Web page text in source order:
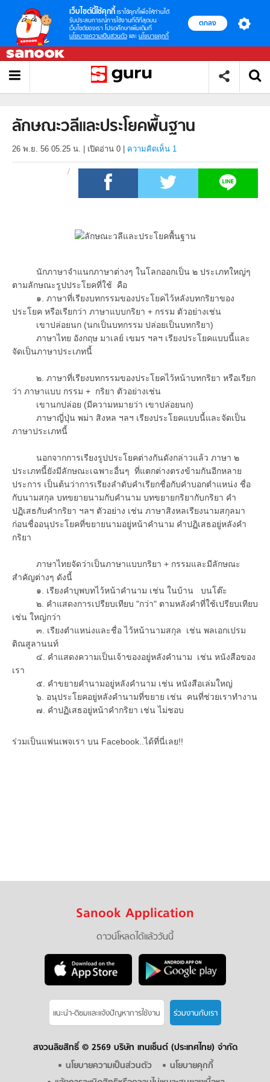
เว็บไซต์นี้ใช้คุกกี้ เราใช้คุกกี้เพื่อให้ท่านได้
รับประสบการณ์การใช้งานที่ดีที่สุดบน
เว็บไซต์ของเรา โปรดศึกษาเพิ่มเติมที่
นโยบายความเป็นส่วนตัว และ นโยบายคุกกี้
ตกลง
ลักษณะวลีและประโยคพื้นฐาน
26 พ.ย. 56 05.25 น. เปิดอ่าน 0 ความคิดเห็น 1
นักภาษาจำแนกภาษาต่างๆ ในโลกออกเป็น ๒ ประเภทใหญ่ๆ
ตามลักษณะรูปประโยคที่ใช้ คือ
๑. ภาษาที่เรียงบทกรรมของประโยคไว้หลังบทกริยาของ
ประโยค หรือเรียกว่า ภาษาแบบกริยา + กรรม ตัวอย่างเช่น
เขาปล่อยนก (นกเป็นบทกรรม ปล่อยเป็นบทกริยา)
ภาษาไทย อังกฤษ มาเลย์ เขมร ฯลฯ เรียงประโยคแบบนี้และ
จัดเป็นภาษาประเภทนี้
๒. ภาษาที่เรียงบทกรรมของประโยคไว้หน้าบทกริยา หรือเรียก
ว่า ภาษาแบบ กรรม + กริยา ตัวอย่างเช่น
เขานกปล่อย (มีความหมายว่า เขาปล่อยนก)
ภาษาญี่ปุ่น พม่า สิงหล ฯลฯ เรียงประโยคแบบนี้และจัดเป็น
ภาษาประเภทนี้
นอกจากการเรียงรูปประโยคต่างกันดังกล่าวแล้ว ภาษา ๒
ประเภทนี้ยังมีลักษณะเฉพาะอื่นๆ ที่แตกต่างตรงข้ามกันอีกหลาย
ประการ เป็นต้นว่าการเรียงลำดับคำเรียกชื่อกับคำบอกตำแหน่ง ชื่อ
กับนามสกุล บทขยายนามกับคำนาม บทขยายกริยากับกริยา คำ
ปฏิเสธกับคำกริยา ฯลฯ ตัวอย่าง เช่น ภาษาสิงหลเรียงนามสกุลมา
ก่อนชื่ออนุประโยคที่ขยายนามอยู่หน้าคำนาม คำปฏิเสธอยู่หลังคำ
กริยา
ภาษาไทยจัดว่าเป็นภาษาแบบกริยา + กรรมและมีลักษณะ
สำคัญต่างๆ ดังนี้
๑. เรียงคำบุพบทไว้หน้าคำนาม เช่น ในบ้าน บนโต๊ะ
๒. คำแสดงการเปรียบเทียบ "กว่า" ตามหลังคำที่ใช้เปรียบเทียบ
เช่น ใหญ่กว่า
๓. เรียงตำแหน่งและชื่อ ไว้หน้านามสกุล เช่น พลเอกเปรม
ติณสูลานนท์
๔. คำแสดงความเป็นเจ้าของอยู่หลังคำนาม เช่น หนังสือของ
เรา
๕. คำขยายคำนามอยู่หลังคำนาม เช่น หนังสือเล่มใหญ่
๖. อนุประโยคอยู่หลังคำนามที่ขยาย เช่น คนที่ช่วยเราทำงาน
๗. คำปฏิเสธอยู่หน้าคำกริยา เช่น ไม่ชอบ
ร่วมเป็นแฟนเพจเรา บน Facebook..ได้ที่นี่เลย!!
Sanook Application
ดาวน์โหลดได้แล้ววันนี้
แนะนำ-ติชมเเละแจ้งปัญหาการใช้งาน ร่วมงานกับเรา
สงวนลิขสิทธิ์ © 2569 บริษัท เทนเซ็นต์ (ประเทศไทย) จำกัด
นโยบายความเป็นส่วนตัว
นโยบายคุกกี้